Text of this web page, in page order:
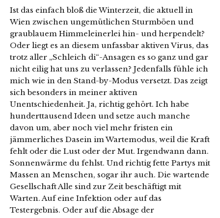
Ist das einfach bloß die Winterzeit, die aktuell in
Wien zwischen ungemütlichen Sturmböen und
graublauem Himmeleinerlei hin- und herpendelt?
Oder liegt es an diesem unfassbar aktiven Virus, das
trotz aller „Schleich di“-Ansagen es so ganz und gar
nicht eilig hat uns zu verlassen? Jedenfalls fühle ich
mich wie in den Stand-by-Modus versetzt. Das zeigt
sich besonders in meiner aktiven
Unentschiedenheit. Ja, richtig gehört. Ich habe
hunderttausend Ideen und setze auch manche
davon um, aber noch viel mehr fristen ein
jämmerliches Dasein im Wartemodus, weil die Kraft
fehlt oder die Lust oder der Mut. Irgendwann dann.
Sonnenwärme du fehlst. Und richtig fette Partys mit
Massen an Menschen, sogar ihr auch. Die wartende
Gesellschaft Alle sind zur Zeit beschäftigt mit
Warten. Auf eine Infektion oder auf das
Testergebnis. Oder auf die Absage der